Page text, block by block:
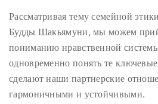
Рассматривая тему семейной
Будды Шакьямуни, мы можем
пониманию нравственной
одновременно понять те
сделают наши партнерские
гармоничными и устойчивыми.